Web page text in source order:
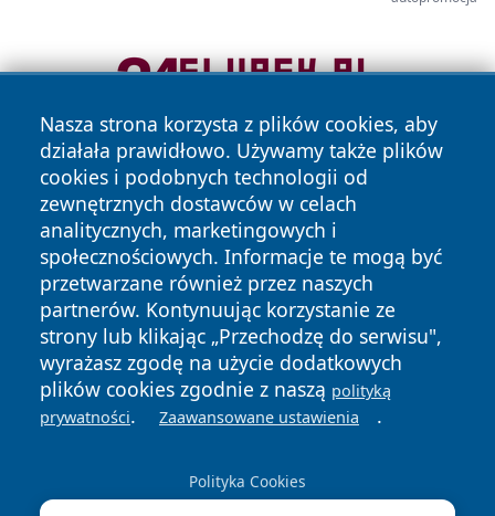
Nasza strona korzysta z plików cookies, aby
działała prawidłowo. Używamy także plików
cookies i podobnych technologii od
zewnętrznych dostawców w celach
analitycznych, marketingowych i
społecznościowych. Informacje te mogą być
przetwarzane również przez naszych
partnerów. Kontynuując korzystanie ze
strony lub klikając „Przechodzę do serwisu",
wyrażasz zgodę na użycie dodatkowych
plików cookies zgodnie z naszą polityką
prywatności. Zaawansowane ustawienia .
Polityka Cookies
Copyright © 2026 faktyrzeszow.pl Wszystkie prawa
zastrzeżone.
News Autorzy
Polityka
Prywatności
Polityka
Cookies